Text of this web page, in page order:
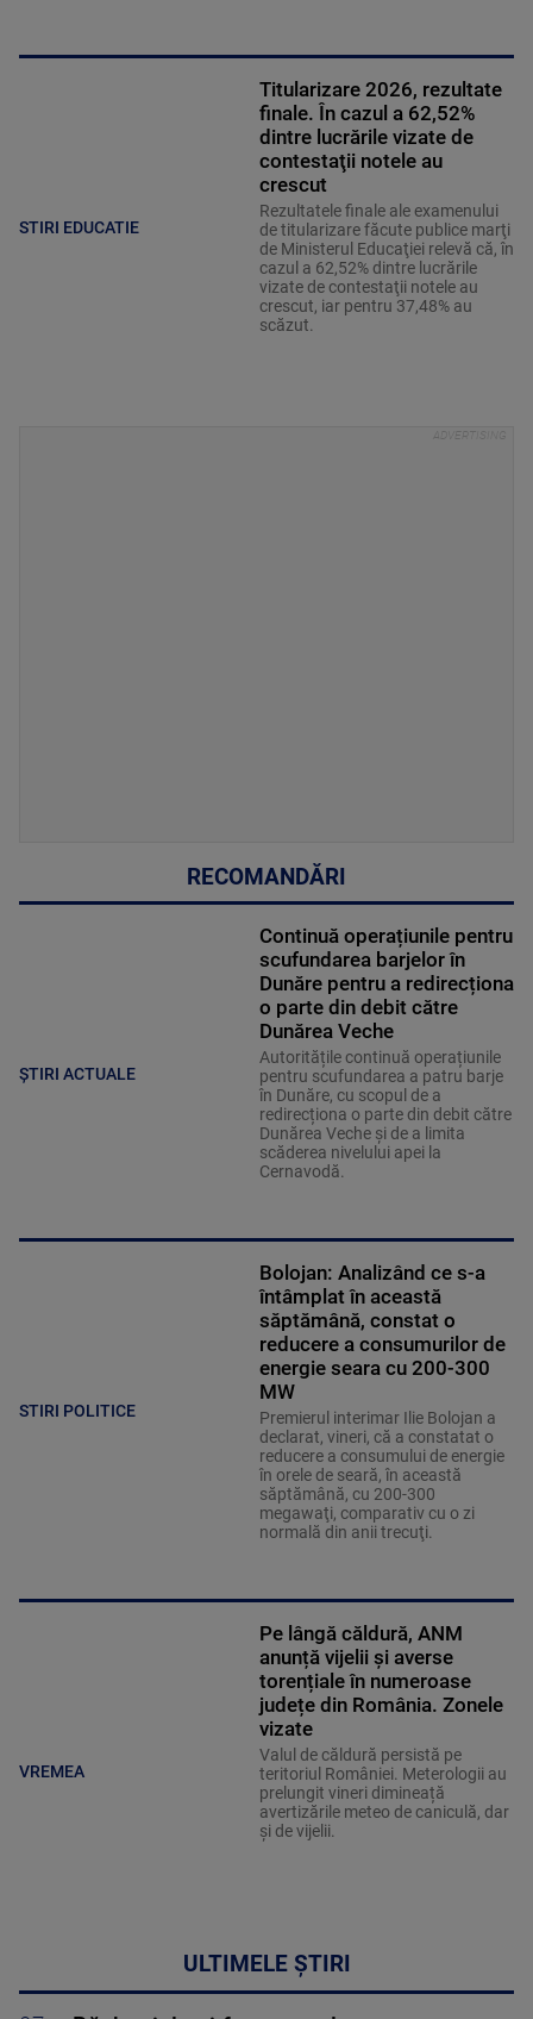
STIRI EDUCATIE
Titularizare 2026, rezultate
finale. În cazul a 62,52%
dintre lucrările vizate de
contestaţii notele au
crescut
Rezultatele finale ale examenului
de titularizare făcute publice marţi
de Ministerul Educaţiei relevă că, în
cazul a 62,52% dintre lucrările
vizate de contestaţii notele au
crescut, iar pentru 37,48% au
scăzut.
RECOMANDĂRI
ȘTIRI ACTUALE
Continuă operațiunile pentru
scufundarea barjelor în
Dunăre pentru a redirecționa
o parte din debit către
Dunărea Veche
Autoritățile continuă operațiunile
pentru scufundarea a patru barje
în Dunăre, cu scopul de a
redirecționa o parte din debit către
Dunărea Veche și de a limita
scăderea nivelului apei la
Cernavodă.
STIRI POLITICE
Bolojan: Analizând ce s-a
întâmplat în această
săptămână, constat o
reducere a consumurilor de
energie seara cu 200-300
MW
Premierul interimar Ilie Bolojan a
declarat, vineri, că a constatat o
reducere a consumului de energie
în orele de seară, în această
săptămână, cu 200-300
megawaţi, comparativ cu o zi
normală din anii trecuţi.
VREMEA
Pe lângă căldură, ANM
anunță vijelii și averse
torențiale în numeroase
județe din România. Zonele
vizate
Valul de căldură persistă pe
teritoriul României. Meterologii au
prelungit vineri dimineață
avertizările meteo de caniculă, dar
și de vijelii.
ULTIMELE ȘTIRI